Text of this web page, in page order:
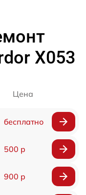
X053
Цена
бесплатно
500 р
900 р